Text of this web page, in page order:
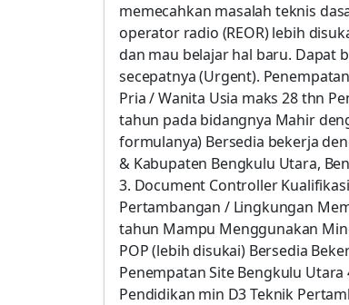
memecahkan masalah teknis
operator radio (REOR) lebih
dan mau belajar hal baru. Dapat
secepatnya (Urgent).
Pria / Wanita Usia maks 28 thn
tahun pada bidangnya Mahir
formulanya) Bersedia bekerja
& Kabupaten Bengkulu Utara,
3. Document Controller
Pertambangan / Lingkungan
tahun Mampu Menggunakan
POP (lebih disukai) Bersedia
Penempatan Site Bengkulu
Pendidikan min D3 Teknik